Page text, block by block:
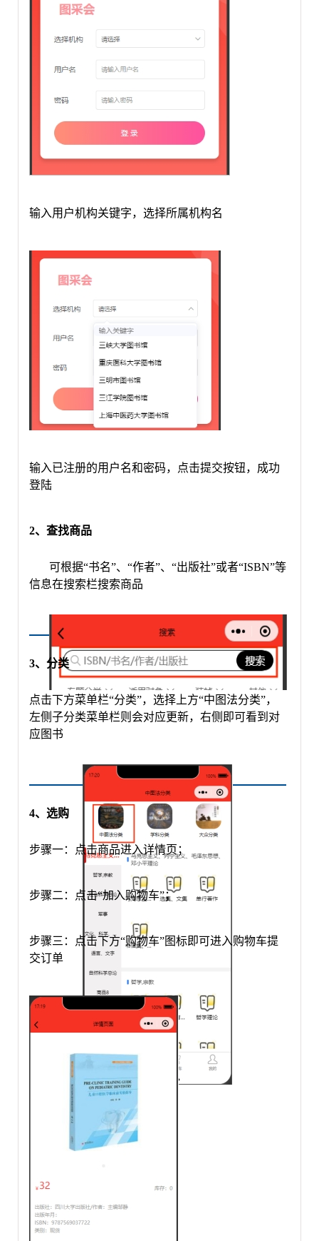
输入用户机构关键字，选择所属机构名
输入已注册的用户名和密码，
点击提交按钮，成功
登陆
2、查找商品
可根据“书名”、“作者”、“出版社”或者“ISBN”等
信息在搜索栏搜索商品
3、分类
点击下方菜单栏“分类”，选择上方“中图法分类”，
左侧子分类菜单栏则会对应更新，右侧即可看到对
应图书
4、选购
步骤一：点击商品进入详情页；
步骤二：点击“加入购物车”；
步骤三：点击下方“购物车”图标即可进入购物车提
交订单